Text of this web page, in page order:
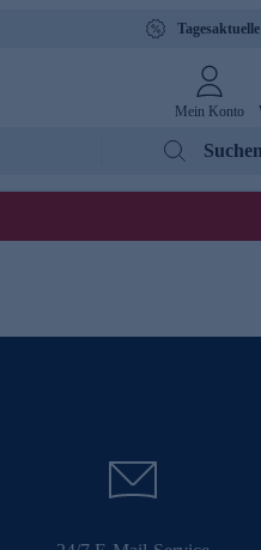
Mein Konto
Suchen